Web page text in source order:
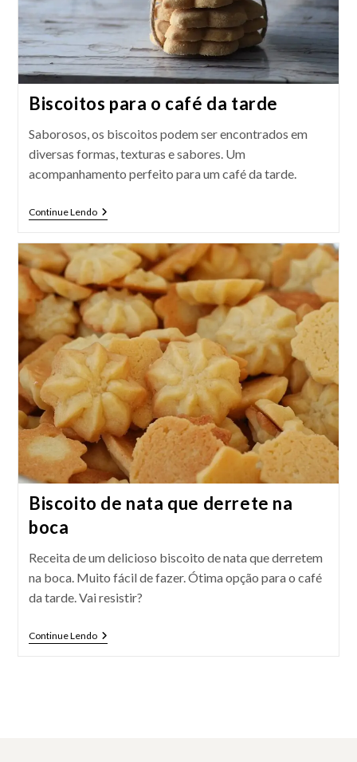
Biscoitos para o café da tarde
Saborosos, os biscoitos podem ser encontrados em
diversas formas, texturas e sabores. Um
acompanhamento perfeito para um café da tarde.
Continue LendoBiscoitos
Para
Café
Da
Tarde
Biscoito de nata que derrete na
boca
Receita de um delicioso biscoito de nata que derretem
na boca. Muito fácil de fazer. Ótima opção para o café
da tarde. Vai resistir?
Continue LendoBiscoito
De